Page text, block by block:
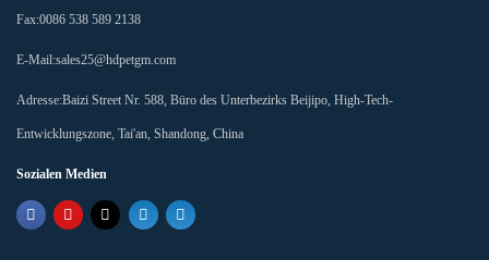
Fax:0086 538 589 2138
E-Mail:sales25@hdpetgm.com
Adresse:Baizi Street Nr. 588, Büro des Unterbezirks Beijipo, High-Tech-
Entwicklungszone, Tai'an, Shandong, China
Sozialen Medien